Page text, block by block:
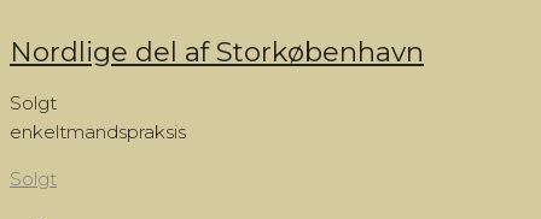
Nordlige del af Storkøbenhavn
Solgt
enkeltmandspraksis
Solgt